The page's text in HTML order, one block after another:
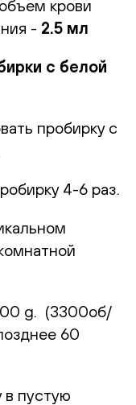
крови
- 2.5 мл
с белой
пробирку с
4-6 раз.
g. (3300об/
60
в пустую